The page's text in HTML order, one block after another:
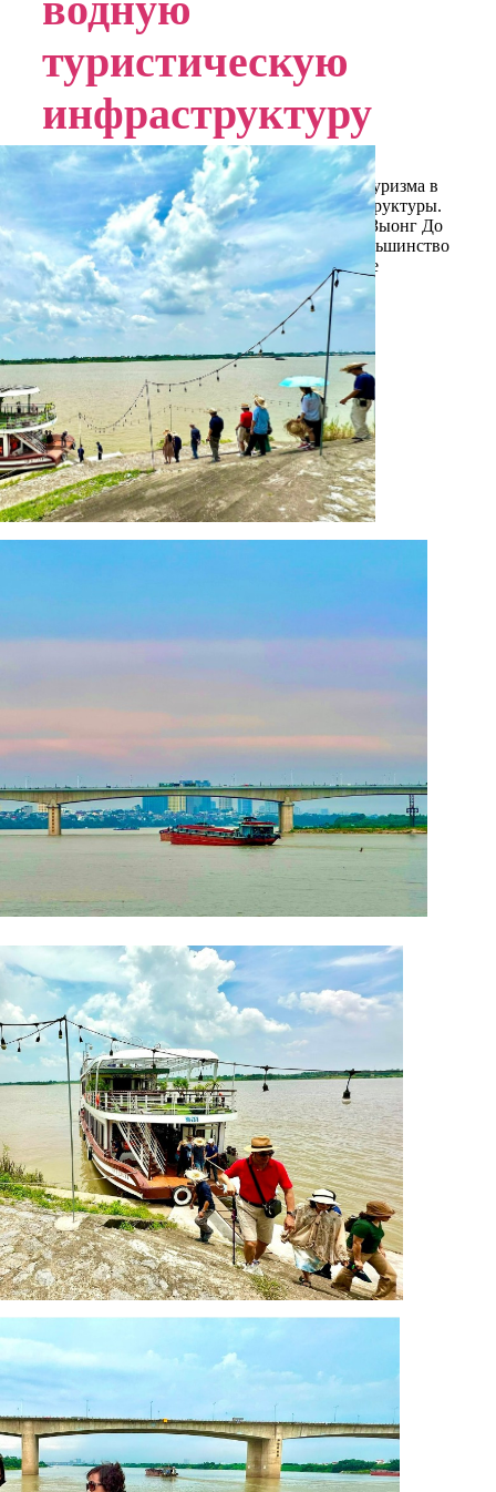
туристическую
инфраструктуру
Главным ограничением развития речного туризма в
Ханое является несогласованность инфраструктуры.
На сегодняшний день лишь причал Чыонг Зыонг До
соответствует техническим стандартам; большинство
остальных — это самодельные пристани, не
имеющие парковок, сервисных зон и
инфраструктуры для приёма туристов.